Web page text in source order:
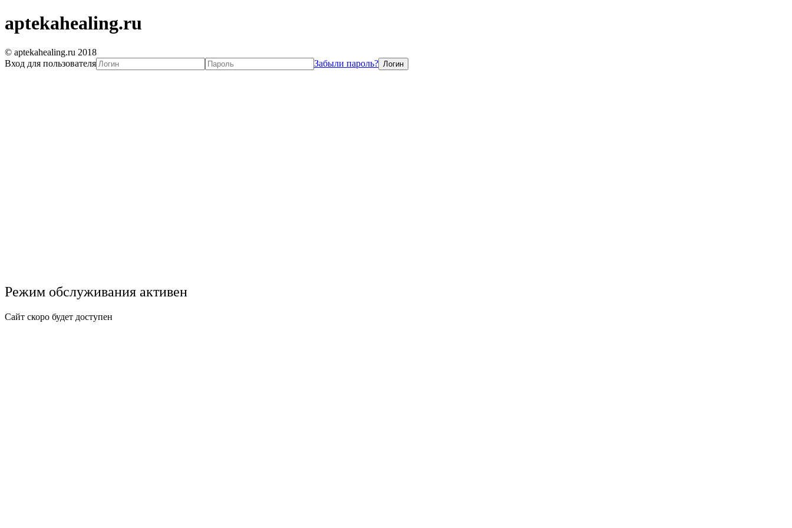
aptekahealing.ru
Режим обслуживания активен
Сайт скоро будет доступен
© aptekahealing.ru 2018
Вход для пользователя
Забыли пароль?